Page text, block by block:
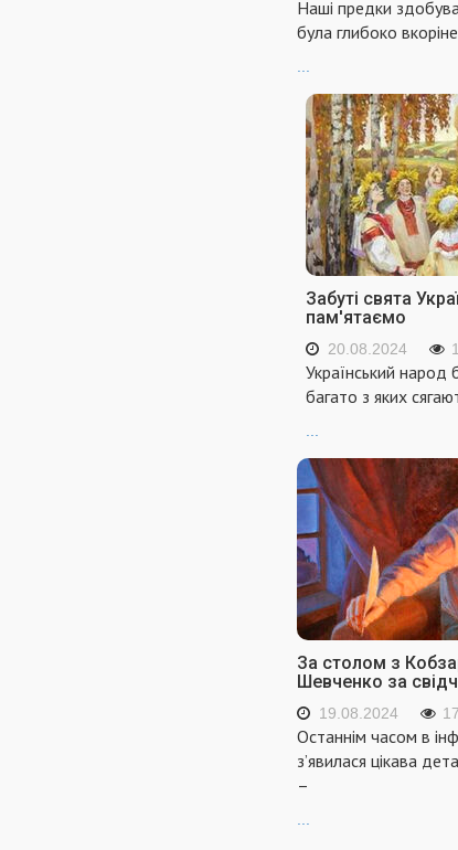
Наші предки
була глибоко
...
Забуті свята
пам'ятаємо
20.08.2024
Український народ
багато з яких
...
За столом з
Шевченко за
19.08.2024
Останнім часом в
з’явилася цікава
–
...